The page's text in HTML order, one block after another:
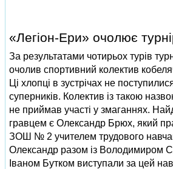
«Легіон-Ери» очолює
За результатами чотирьох турів
очолив спортивний колектив
Ці хлопці в зустрічах не
суперників. Колектив із такою
не приймав участі у змаганнях.
гравцем є Олександр Брюх, який
ЗОШ № 2 учителем трудового
Олександр разом із Володимиром
Іваном Бутком виступали за цей